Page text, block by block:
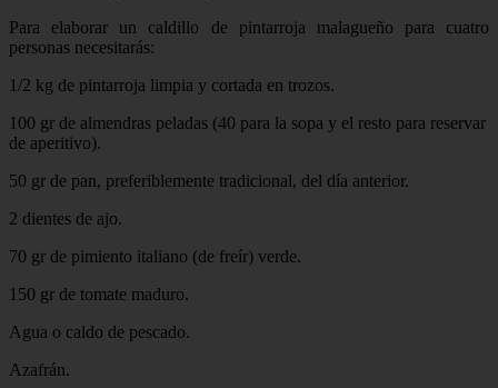
Para elaborar un caldillo de pintarroja malagueño para cuatro
personas necesitarás:
1/2 kg de pintarroja limpia y cortada en trozos.
100 gr de almendras peladas (40 para la sopa y el resto para reservar
de aperitivo).
50 gr de pan, preferiblemente tradicional, del día anterior.
2 dientes de ajo.
70 gr de pimiento italiano (de freír) verde.
150 gr de tomate maduro.
Agua o caldo de pescado.
Azafrán.